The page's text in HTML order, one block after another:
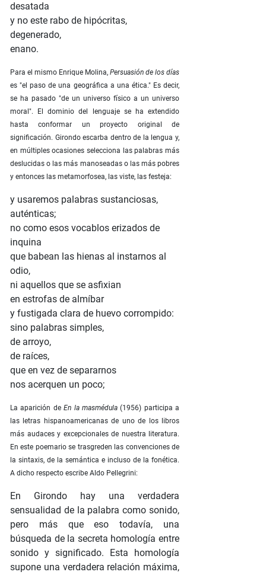
desatada
y no este rabo de hipócritas,
degenerado,
enano.
Para el mismo Enrique Molina, Persuasión de los días
es "el paso de una geográfica a una ética." Es decir,
se ha pasado "de un universo físico a un universo
moral". El dominio del lenguaje se ha extendido
hasta conformar un proyecto original de
significación. Girondo escarba dentro de la lengua y,
en múltiples ocasiones selecciona las palabras más
deslucidas o las más manoseadas o las más pobres
y entonces las metamorfosea, las viste, las festeja:
y usaremos palabras sustanciosas,
auténticas;
no como esos vocablos erizados de
inquina
que babean las hienas al instarnos al
odio,
ni aquellos que se asfixian
en estrofas de almíbar
y fustigada clara de huevo corrompido:
sino palabras simples,
de arroyo,
de raíces,
que en vez de separarnos
nos acerquen un poco;
La aparición deEn la masmédula(1956) participa a
las letras hispanoamericanas de uno de los libros
más audaces y excepcionales de nuestra literatura.
En este poemario se trasgreden las convenciones de
la sintaxis, de la semántica e incluso de la fonética.
A dicho respecto escribe Aldo Pellegrini:
En Girondo hay una verdadera
sensualidad de la palabra como sonido,
pero más que eso todavía, una
búsqueda de la secreta homología entre
sonido y significado. Esta homología
supone una verdadera relación máxima,